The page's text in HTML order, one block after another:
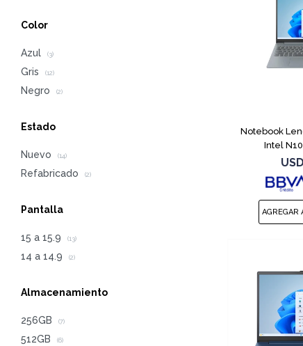
Notebook
Intel
USD
Color
Azul (3)
Gris (12)
Negro (2)
Estado
Nuevo (14)
Refabricado (2)
Pantalla
15 a 15.9 (13)
14 a 14.9 (2)
Almacenamiento
256GB (7)
512GB (6)